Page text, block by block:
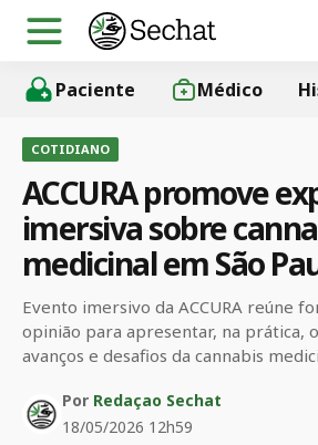
Paciente Médico
COTIDIANO
ACCURA promove
imersiva sobre
medicinal em São
Evento imersivo da ACCURA reúne
opinião para apresentar, na prática,
avanços e desafios da cannabis
Por Redaçao Sechat
18/05/2026 12h59